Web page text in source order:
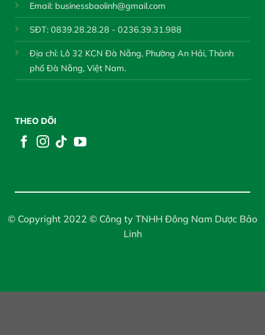
Email: businessbaolinh@gmail.com
SĐT: 0839.28.28.28 - 0236.39.31.988
Địa chỉ: Lô 32 KCN Đà Nẵng, Phường An Hải, Thành
phố Đà Nẵng, Việt Nam.
THEO DÕI
© Copyright 2022 © Công ty TNHH Đông Nam Dược Bảo
Linh